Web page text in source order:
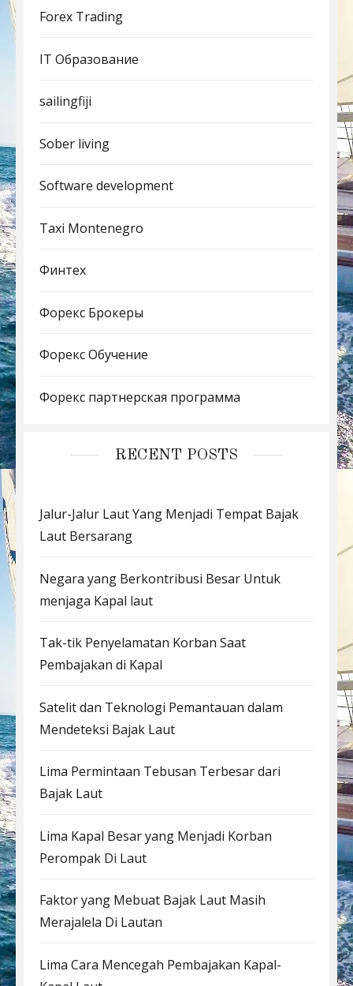
Forex Trading
IT Образование
sailingfiji
Sober living
Software development
Taxi Montenegro
Финтех
Форекс Брокеры
Форекс Обучение
Форекс партнерская программа
RECENT POSTS
Jalur-Jalur Laut Yang Menjadi Tempat Bajak
Laut Bersarang
Negara yang Berkontribusi Besar Untuk
menjaga Kapal laut
Tak-tik Penyelamatan Korban Saat
Pembajakan di Kapal
Satelit dan Teknologi Pemantauan dalam
Mendeteksi Bajak Laut
Lima Permintaan Tebusan Terbesar dari
Bajak Laut
Lima Kapal Besar yang Menjadi Korban
Perompak Di Laut
Faktor yang Mebuat Bajak Laut Masih
Merajalela Di Lautan
Lima Cara Mencegah Pembajakan Kapal-